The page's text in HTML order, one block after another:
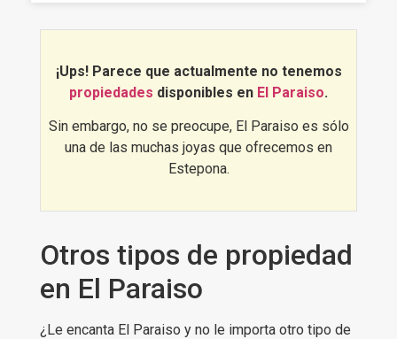
lujo con vistas al golf o al mar.
¡Ups! Parece que actualmente no tenemos
propiedades disponibles en El Paraiso.
Sin embargo, no se preocupe, El Paraiso es sólo
una de las muchas joyas que ofrecemos en
Estepona.
Otros tipos de propiedad
en El Paraiso
¿Le encanta El Paraiso y no le importa otro tipo de